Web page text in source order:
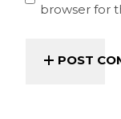
browser for
POST